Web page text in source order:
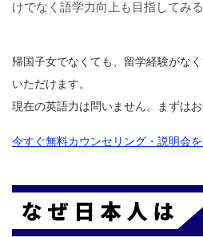
けでなく語学力向上も目指してみ
帰国子女でなくても、留学経験がな
いただけます。
現在の英語力は問いません。まずは
今すぐ無料カウンセリング・説明会を